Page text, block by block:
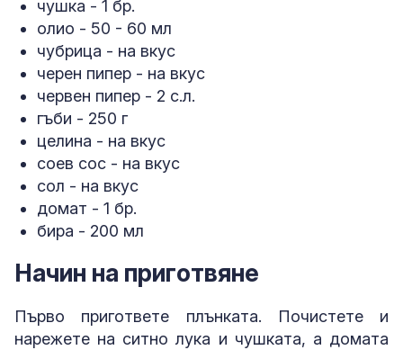
чушка - 1 бр.
олио - 50 - 60 мл
чубрица - на вкус
черен пипер - на вкус
червен пипер - 2 с.л.
гъби - 250 г
целина - на вкус
соев сос - на вкус
сол - на вкус
домат - 1 бр.
бира - 200 мл
Начин на приготвяне
Първо пригответе плънката. Почистете и
нарежете на ситно лука и чушката, а домата